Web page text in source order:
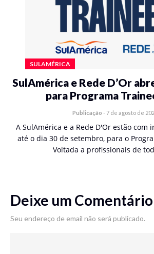
SULAMÉRICA
SulAmérica e Rede D’Or
para Programa
Publicação - 7 de agosto de
A SulAmérica e a Rede D'Or estão com
até o dia 30 de setembro, para o
Voltada a profissionais de
Deixe um Comentário
Seu endereço de email não será publicado.